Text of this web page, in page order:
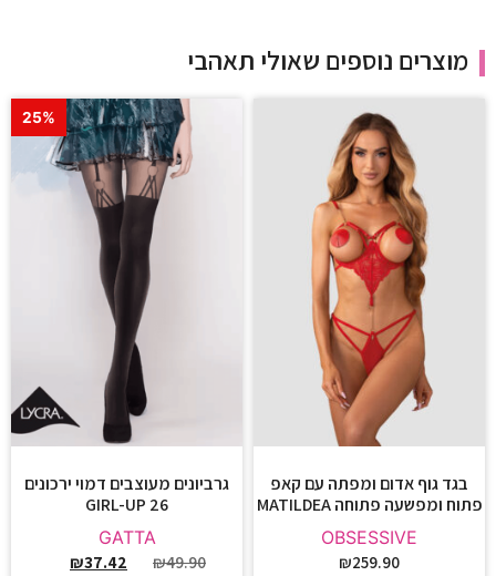
מוצרים נוספים שאולי תאהבי
בגד גוף אדום ומפתה עם קאפ
פתוח ומפשעה פתוחה MATILDEA
OBSESSIVE
₪259.90
25%
גרביונים מעוצבים דמוי ירכונים
GIRL-UP 26
GATTA
₪49.90
₪37.42